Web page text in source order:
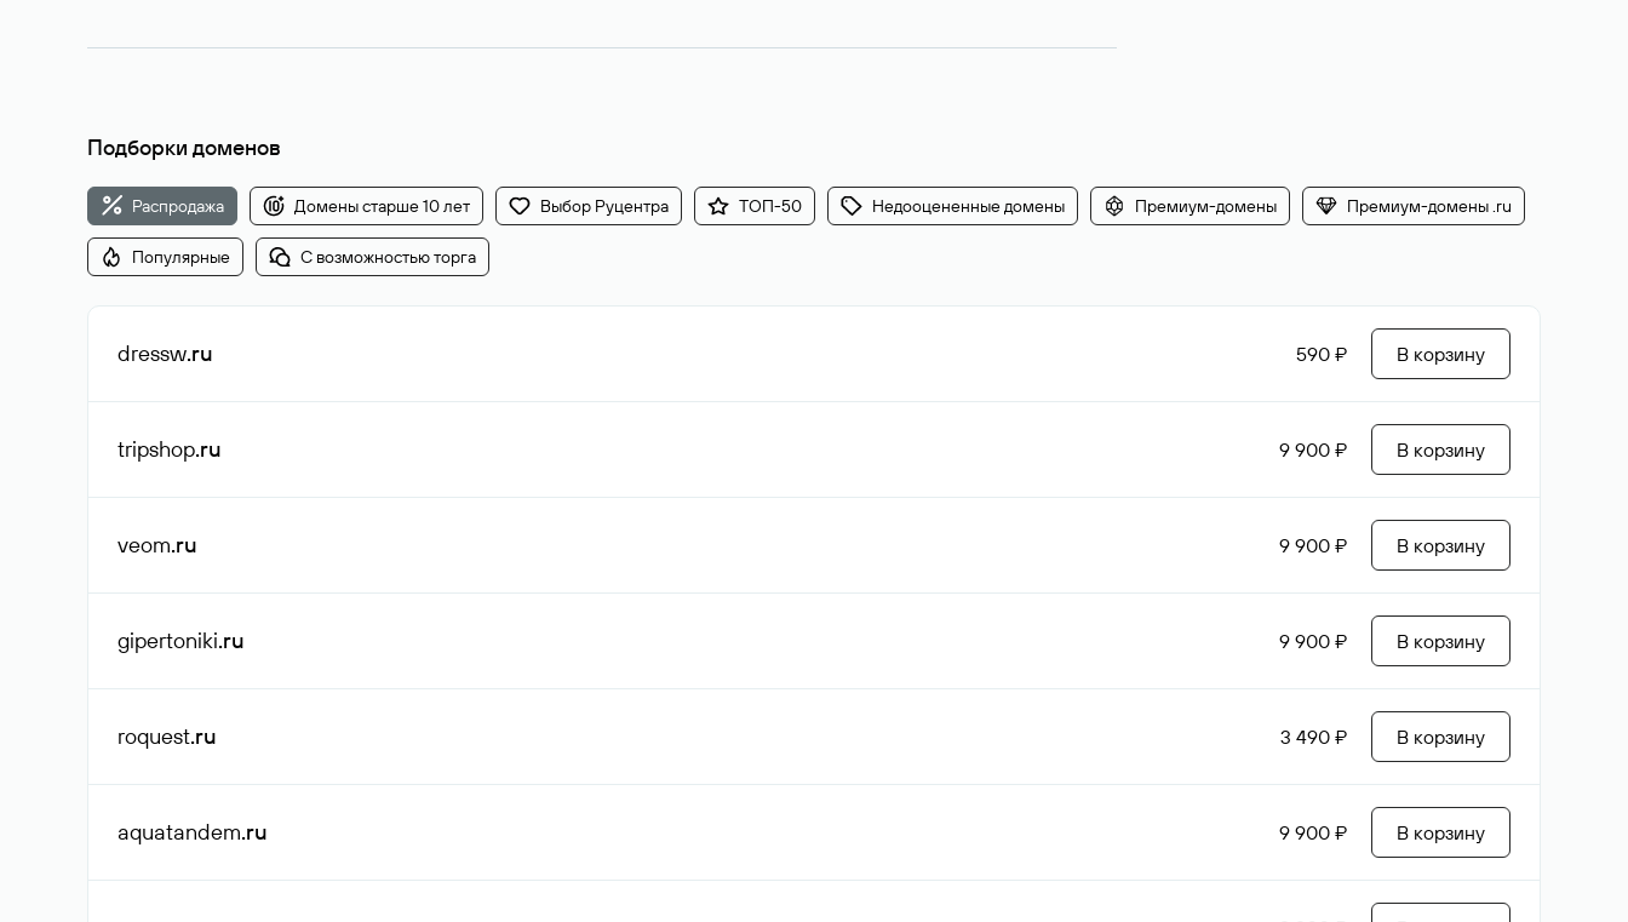
Подборки доменов
Распродажа Домены старше 10 лет Выбор Руцентра ТОП-50 Недооцененные домены Премиум-домены Премиум-домены .ru
Популярные С возможностью торга
dressw.ru 590 ₽ В корзину
tripshop.ru 9 900 ₽ В корзину
veom.ru 9 900 ₽ В корзину
gipertoniki.ru 9 900 ₽ В корзину
roquest.ru 3 490 ₽ В корзину
aquatandem.ru 9 900 ₽ В корзину